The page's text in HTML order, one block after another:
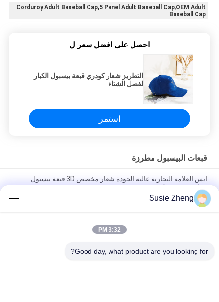
Corduroy Adult Baseball Cap,5 Panel Adult Baseball Cap,OEM Adult
Baseball Cap
احصل على افضل سعر ل
التطريز شعار كودري قبعة بيسبول الكبار
لفصل الشتاء
استمر
قبعات البيسبول مطرزة
ايس العلامة التجارية عالية الجودة شعار مخصص 3D قبعة بيسبول
مطرزة مع مشبك معدني
منظمة
سائق الشاحنة منحني حافة ستة لوحات أبي كاب مطرز شعار الولايات
Susie Zheng
3:32 PM
Good day, what product are you looking for?